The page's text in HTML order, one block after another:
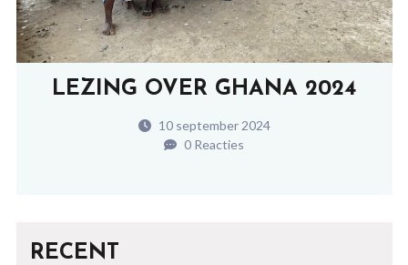
LEZING OVER GHANA 2024
10 september 2024
0 Reacties
RECENT